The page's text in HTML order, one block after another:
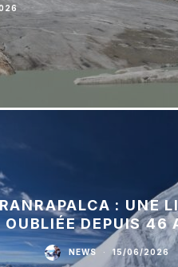
RANRAPALCA : UNE
OUBLIÉE DEPUIS 46
NEWS · 15/06/2026